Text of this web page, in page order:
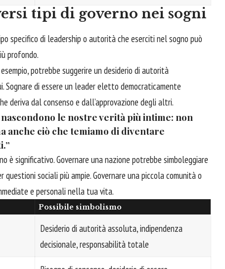
tipi di governo nei sogni
specifico di leadership o autorità che eserciti nel sogno può
profondo.
potrebbe suggerire un desiderio di autorità
di essere un leader eletto democraticamente
deriva dal consenso e dall’approvazione degli altri.
le nostre verità più intime: non
anche ciò che temiamo di diventare
significativo. Governare una nazione potrebbe simboleggiare
sociali più ampie. Governare una piccola comunità o
e personali nella tua vita.
Possibile simbolismo
Desiderio di autorità assoluta, indipendenza
decisionale, responsabilità totale